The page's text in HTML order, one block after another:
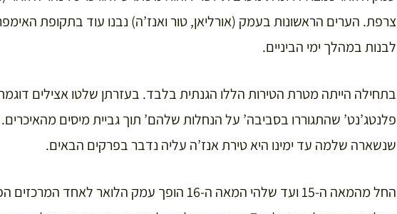
צרפת. הערים הראשונות בעמק (אורליאן, טור ואנז’ה) נבנו עוד בתקופת
לבנות במהלך ימי הביניים.
בתחילה הייתה מטרת הטירות הללו הגנתית בלבד. בעזרתן שלטו אצילים
פלנטג’נט’ שהתגוררו בסביבה’ על הנחלות שלהם’ תוך גביית מיסים
שנשארה שלמה עד ימינו היא טירת אנז’ה עליה נדבר בפרקים הבאים.
החל מהמאה ה-15 ועד שלהי המאה ה-16 הופך עמק